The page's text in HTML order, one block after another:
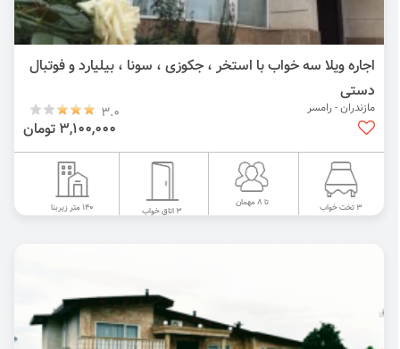
اجاره ویلا سه خواب با استخر ، جکوزی ، سونا ، بیلیارد و فوتبال
دستی
مازندران - رامسر 3.0
3,100,000 تومان
3 تخت خواب تا 8 مهمان
3 اتاق خواب 140 متر زیربنا